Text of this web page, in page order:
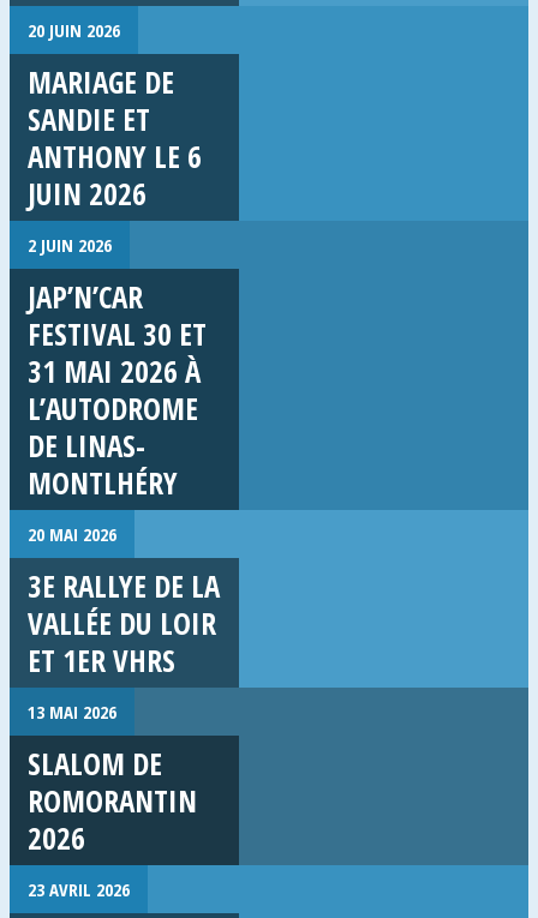
20 JUIN 2026
MARIAGE DE
SANDIE ET
ANTHONY LE 6
JUIN 2026
2 JUIN 2026
JAP’N’CAR
FESTIVAL 30 ET
31 MAI 2026 À
L’AUTODROME
DE LINAS-
MONTLHÉRY
20 MAI 2026
3E RALLYE DE LA
VALLÉE DU LOIR
ET 1ER VHRS
13 MAI 2026
SLALOM DE
ROMORANTIN
2026
23 AVRIL 2026